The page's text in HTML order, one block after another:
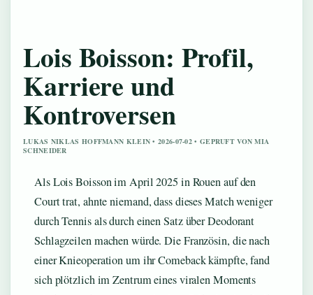
Lois Boisson: Profil,
Karriere und
Kontroversen
LUKAS NIKLAS HOFFMANN KLEIN • 2026-07-02 • GEPRUFT VON MIA
SCHNEIDER
Als Lois Boisson im April 2025 in Rouen auf den
Court trat, ahnte niemand, dass dieses Match weniger
durch Tennis als durch einen Satz über Deodorant
Schlagzeilen machen würde. Die Französin, die nach
einer Knieoperation um ihr Comeback kämpfte, fand
sich plötzlich im Zentrum eines viralen Moments